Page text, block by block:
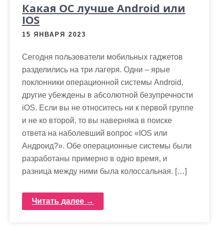
Какая ОС лучше Android или
IOS
15 ЯНВАРЯ 2023
Сегодня пользователи мобильных гаджетов
разделились на три лагеря. Одни – ярые
поклонники операционной системы Android,
другие убеждены в абсолютной безупречности
iOS. Если вы не относитесь ни к первой группе
и не ко второй, то вы наверняка в поиске
ответа на наболевший вопрос «IOS или
Андроид?». Обе операционные системы были
разработаны примерно в одно время, и
разница между ними была колоссальная. […]
Читать далее →